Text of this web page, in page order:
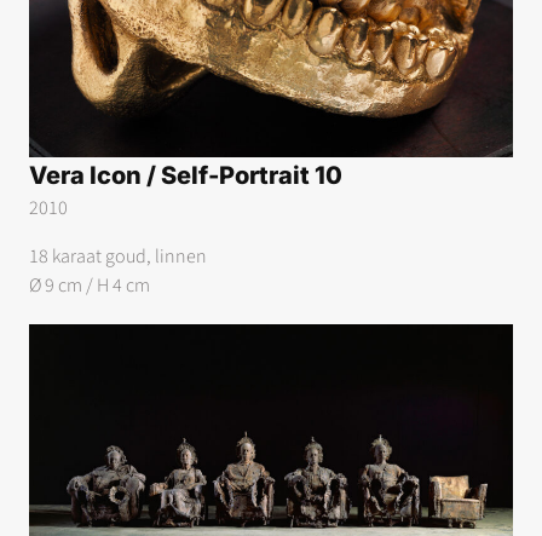
Vera Icon / Self-Portrait 10
2010
18 karaat goud, linnen
Ø 9 cm / H 4 cm